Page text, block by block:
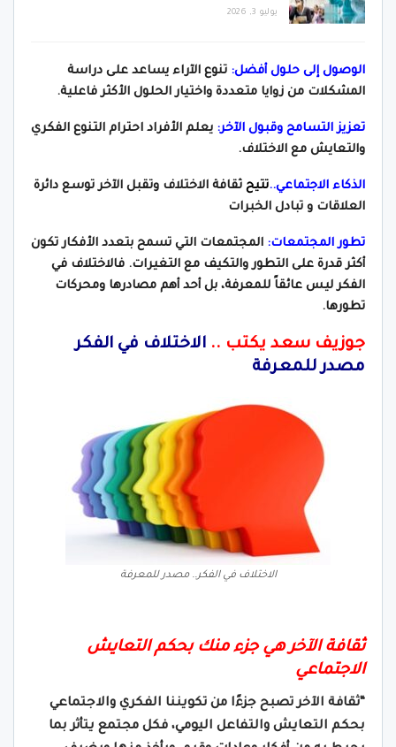
يوليو 3, 2026
الوصول إلى حلول أفضل: تنوع الآراء يساعد على دراسة
المشكلات من زوايا متعددة واختيار الحلول الأكثر فاعلية.
تعزيز التسامح وقبول الآخر: يعلم الأفراد احترام التنوع الفكري
والتعايش مع الاختلاف.
الذكاء الاجتماعي..تتيح ثقافة الاختلاف وتقبل الآخر توسع دائرة
العلاقات و تبادل الخبرات
تطور المجتمعات: المجتمعات التي تسمح بتعدد الأفكار تكون
أكثر قدرة على التطور والتكيف مع التغيرات. فالاختلاف في
الفكر ليس عائقاً للمعرفة، بل أحد أهم مصادرها ومحركات
تطورها.
جوزيف سعد يكتب .. الاختلاف في الفكر
مصدر للمعرفة
الاختلاف في الفكر.. مصدر للمعرفة
ثقافة الآخر هي جزء منك بحكم التعايش
الاجتماعي
“ثقافة الآخر تصبح جزءًا من تكويننا الفكري والاجتماعي
بحكم التعايش والتفاعل اليومي، فكل مجتمع يتأثر بما